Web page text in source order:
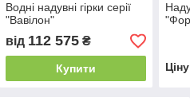
Водні надувні гірки серії
"Вавілон"
від 112 575₴
Купити